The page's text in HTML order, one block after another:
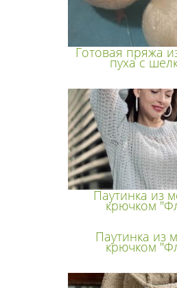
Готовая пряжа
пуха с
Паутинка из
крючком
Паутинка из
крючком